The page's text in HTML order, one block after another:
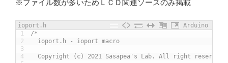
※ファイル数が多いためＬＣＤ関連ソースのみ掲載
ioport.h
Arduino
1
2
3
4
/*
ioport.h - ioport macro
Copyright (c) 2021 Sasapea's Lab. All right reserved.